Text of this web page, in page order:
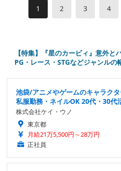
1 2 3 4
【特集】『星のカービィ』意外
PG・レース・STGなどジャンルの
池袋/アニメやゲームのキャラク
私服勤務・ネイルOK 20代・30代
株式会社ケイ・ウノ
東京都
月給21万5,500円～28万円
正社員